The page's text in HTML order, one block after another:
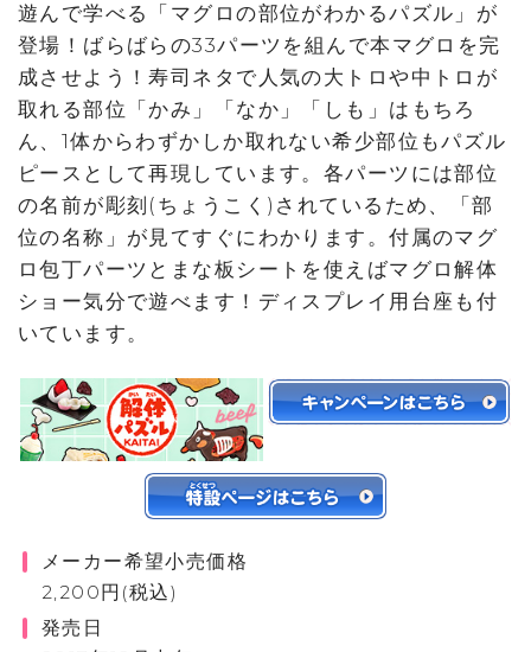
遊んで学べる「マグロの部位がわかるパズル」が
登場！ばらばらの33パーツを組んで本マグロを完
成させよう！寿司ネタで人気の大トロや中トロが
取れる部位「かみ」「なか」「しも」はもちろ
ん、1体からわずかしか取れない希少部位もパズル
ピースとして再現しています。各パーツには部位
の名前が彫刻(ちょうこく)されているため、「部
位の名称」が見てすぐにわかります。付属のマグ
ロ包丁パーツとまな板シートを使えばマグロ解体
ショー気分で遊べます！ディスプレイ用台座も付
いています。
メーカー希望小売価格
2,200円(税込)
発売日